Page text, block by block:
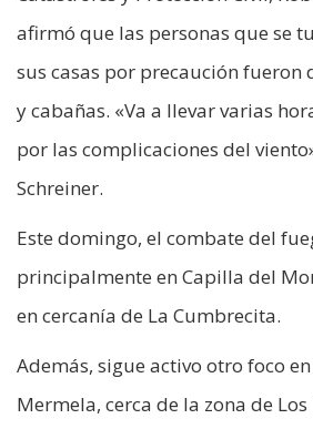
afirmó que las personas que se
sus casas por precaución fueron
y cabañas. «Va a llevar varias
por las complicaciones del
Schreiner.
Este domingo, el combate del
principalmente en Capilla del
en cercanía de La Cumbrecita.
Además, sigue activo otro foco
Mermela, cerca de la zona de Los